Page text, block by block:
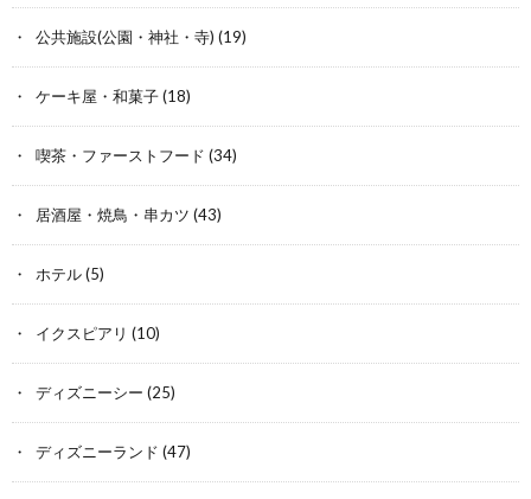
公共施設(公園・神社・寺) (19)
ケーキ屋・和菓子(18)
喫茶・ファーストフード (34)
居酒屋・焼鳥・串カツ (43)
ホテル(5)
イクスピアリ (10)
ディズニーシー (25)
ディズニーランド (47)